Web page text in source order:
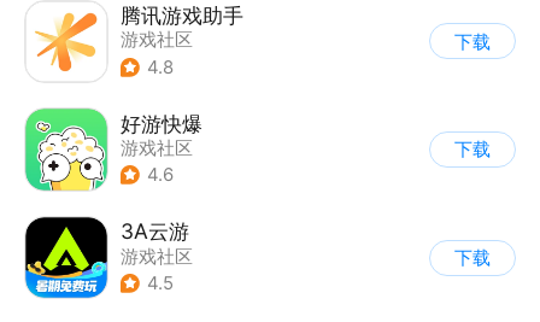
腾讯游戏助手
游戏社区
4.8
下载
好游快爆
游戏社区
4.6
下载
3A云游
游戏社区
4.5
下载